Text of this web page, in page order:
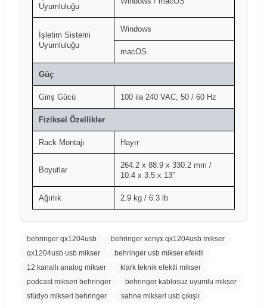
Uyumluluğu
İşletim Sistemi
Uyumluluğu
Windows
macOS
Güç
Giriş Gücü 100 ila 240 VAC, 50 / 60 Hz
Fiziksel Özellikler
Rack Montajı Hayır
Boyutlar
264.2 x 88.9 x 330.2 mm /
10.4 x 3.5 x 13″
Ağırlık 2.9 kg / 6.3 lb
behringer qx1204usb
behringer xenyx qx1204usb mikser
qx1204usb usb mikser
behringer usb mikser efektli
12 kanallı analog mikser
klark teknik efektli mikser
podcast mikseri behringer
behringer kablosuz uyumlu mikser
stüdyo mikseri behringer
sahne mikseri usb çıkışlı